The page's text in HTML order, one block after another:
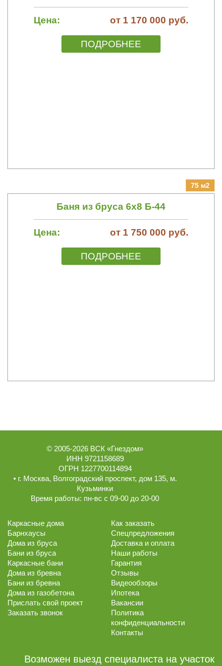
Цена: от 1 170 000 руб.
ПОДРОБНЕЕ
75 м2
Баня из бруса 6х8 Б-44
Цена: от 1 750 000 руб.
ПОДРОБНЕЕ
© 2005-2026 ВСК «Гнездом»
ИНН 9721158689
ОГРН 1227700114894
• г. Москва, Волгоградский проспект, дом 135, м.
Кузьминки
Время работы: пн-вс с 09-00 до 20-00
Каркасные дома
Барнхаусы
Дома из бруса
Бани из бруса
Каркасные бани
Дома из бревна
Бани из бревна
Дома из газобетона
Прислать свой проект
Заказать звонок
Как заказать
Спецпредложения
Доставка и оплата
Наши работы
Гарантия
Отзывы
Видеообзоры
Ипотека
Вакансии
Политика
конфиденциальности
Контакты
Возможен выезд специалиста на участок